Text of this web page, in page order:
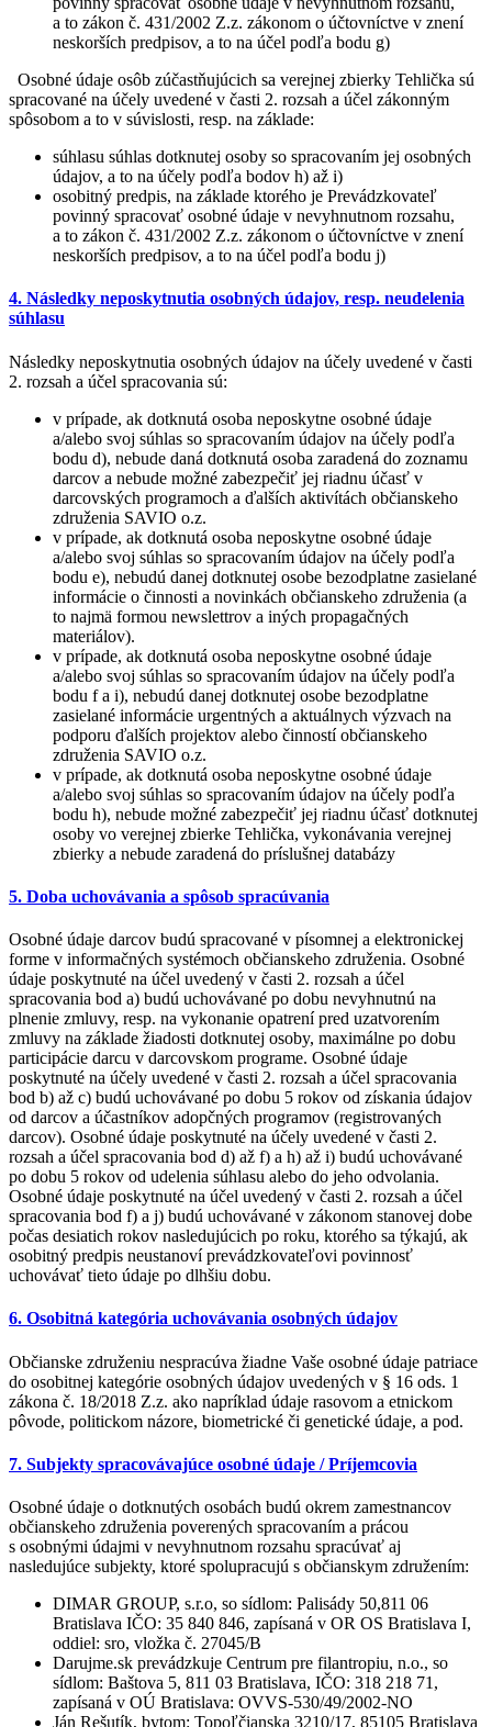
a to zákon č. 431/2002 Z.z. zákonom o účtovníctve v znení
neskorších predpisov, a to na účel podľa bodu g)
Osobné údaje osôb zúčastňujúcich sa verejnej zbierky Tehlička sú
spracované na účely uvedené v časti 2. rozsah a účel zákonným
spôsobom a to v súvislosti, resp. na základe:
súhlasu súhlas dotknutej osoby so spracovaním jej osobných
údajov, a to na účely podľa bodov h) až i)
osobitný predpis, na základe ktorého je Prevádzkovateľ
povinný spracovať osobné údaje v nevyhnutnom rozsahu,
a to zákon č. 431/2002 Z.z. zákonom o účtovníctve v znení
neskorších predpisov, a to na účel podľa bodu j)
4. Následky neposkytnutia osobných údajov, resp. neudelenia
súhlasu
Následky neposkytnutia osobných údajov na účely uvedené v časti
2. rozsah a účel spracovania sú:
v prípade, ak dotknutá osoba neposkytne osobné údaje
a/alebo svoj súhlas so spracovaním údajov na účely podľa
bodu d), nebude daná dotknutá osoba zaradená do zoznamu
darcov a nebude možné zabezpečiť jej riadnu účasť v
darcovských programoch a ďalších aktivítách občianskeho
združenia SAVIO o.z.
v prípade, ak dotknutá osoba neposkytne osobné údaje
a/alebo svoj súhlas so spracovaním údajov na účely podľa
bodu e), nebudú danej dotknutej osobe bezodplatne zasielané
informácie o činnosti a novinkách občianskeho združenia (a
to najmä formou newslettrov a iných propagačných
materiálov).
v prípade, ak dotknutá osoba neposkytne osobné údaje
a/alebo svoj súhlas so spracovaním údajov na účely podľa
bodu f a i), nebudú danej dotknutej osobe bezodplatne
zasielané informácie urgentných a aktuálnych výzvach na
podporu ďalších projektov alebo činností občianskeho
združenia SAVIO o.z.
v prípade, ak dotknutá osoba neposkytne osobné údaje
a/alebo svoj súhlas so spracovaním údajov na účely podľa
bodu h), nebude možné zabezpečiť jej riadnu účasť dotknutej
osoby vo verejnej zbierke Tehlička, vykonávania verejnej
zbierky a nebude zaradená do príslušnej databázy
5. Doba uchovávania a spôsob spracúvania
Osobné údaje darcov budú spracované v písomnej a elektronickej
forme v informačných systémoch občianskeho združenia. Osobné
údaje poskytnuté na účel uvedený v časti 2. rozsah a účel
spracovania bod a) budú uchovávané po dobu nevyhnutnú na
plnenie zmluvy, resp. na vykonanie opatrení pred uzatvorením
zmluvy na základe žiadosti dotknutej osoby, maximálne po dobu
participácie darcu v darcovskom programe. Osobné údaje
poskytnuté na účely uvedené v časti 2. rozsah a účel spracovania
bod b) až c) budú uchovávané po dobu 5 rokov od získania údajov
od darcov a účastníkov adopčných programov (registrovaných
darcov). Osobné údaje poskytnuté na účely uvedené v časti 2.
rozsah a účel spracovania bod d) až f) a h) až i) budú uchovávané
po dobu 5 rokov od udelenia súhlasu alebo do jeho odvolania.
Osobné údaje poskytnuté na účel uvedený v časti 2. rozsah a účel
spracovania bod f) a j) budú uchovávané v zákonom stanovej dobe
počas desiatich rokov nasledujúcich po roku, ktorého sa týkajú, ak
osobitný predpis neustanoví prevádzkovateľovi povinnosť
uchovávať tieto údaje po dlhšiu dobu.
6. Osobitná kategória uchovávania osobných údajov
Občianske združeniu nespracúva žiadne Vaše osobné údaje patriace
do osobitnej kategórie osobných údajov uvedených v § 16 ods. 1
zákona č. 18/2018 Z.z. ako napríklad údaje rasovom a etnickom
pôvode, politickom názore, biometrické či genetické údaje, a pod.
7. Subjekty spracovávajúce osobné údaje / Príjemcovia
Osobné údaje o dotknutých osobách budú okrem zamestnancov
občianskeho združenia poverených spracovaním a prácou
s osobnými údajmi v nevyhnutnom rozsahu spracúvať aj
nasledujúce subjekty, ktoré spolupracujú s občianskym združením:
DIMAR GROUP, s.r.o, so sídlom: Palisády 50,811 06
Bratislava IČO: 35 840 846, zapísaná v OR OS Bratislava I,
oddiel: sro, vložka č. 27045/B
Darujme.sk prevádzkuje Centrum pre filantropiu, n.o., so
sídlom: Baštova 5, 811 03 Bratislava, IČO: 318 218 71,
zapísaná v OÚ Bratislava: OVVS-530/49/2002-NO
Ján Rešutík, bytom: Topoľčianska 3210/17, 85105 Bratislava